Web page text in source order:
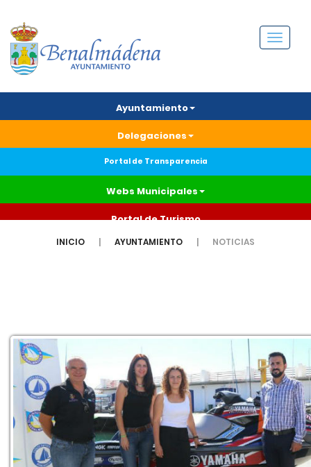
Menú
Ayuntamiento
Delegaciones
Portal de Transparencia
Webs Municipales
Portal de Turismo
INICIO AYUNTAMIENTO NOTICIAS